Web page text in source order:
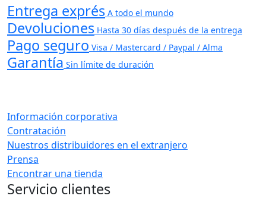
Entrega exprés A todo el mundo
Devoluciones Hasta 30 días después de la entrega
Pago seguro Visa / Mastercard / Paypal / Alma
Garantía Sin límite de duración
Información corporativa
Contratación
Nuestros distribuidores en el extranjero
Prensa
Encontrar una tienda
Servicio clientes